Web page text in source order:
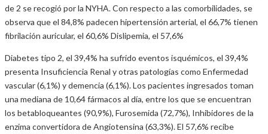
de 2 se recogió por la NYHA. Con respecto a las comorbilidades, se
observa que el 84,8% padecen hipertensión arterial, el 66,7% tienen
fibrilación auricular, el 60,6% Dislipemia, el 57,6%
Diabetes tipo 2, el 39,4% ha sufrido eventos isquémicos, el 39,4%
presenta Insuficiencia Renal y otras patologías como Enfermedad
vascular (6,1%) y demencia (6,1%). Los pacientes ingresados toman
una mediana de 10,64 fármacos al día, entre los que se encuentran
los betabloqueantes (90,9%), Furosemida (72,7%), Inhibidores de la
enzima convertidora de Angiotensina (63,3%). El 57,6% recibe